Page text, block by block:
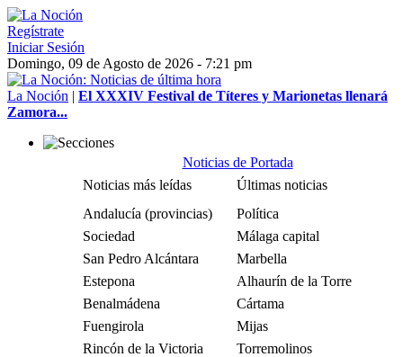
Regístrate
Iniciar Sesión
Domingo, 09 de Agosto de 2026 - 7:21 pm
La Noción | El XXXIV Festival de Títeres y Marionetas llenará
Zamora...
Noticias de Portada
Noticias más leídas
Últimas noticias
Andalucía (provincias)
Política
Sociedad
Málaga capital
San Pedro Alcántara
Marbella
Estepona
Alhaurín de la Torre
Benalmádena
Cártama
Fuengirola
Mijas
Rincón de la Victoria
Torremolinos